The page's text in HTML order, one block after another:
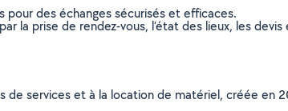
pour des échanges sécurisés et efficaces.
la prise de rendez-vous, l’état des lieux, les
de services et à la location de matériel, créée en